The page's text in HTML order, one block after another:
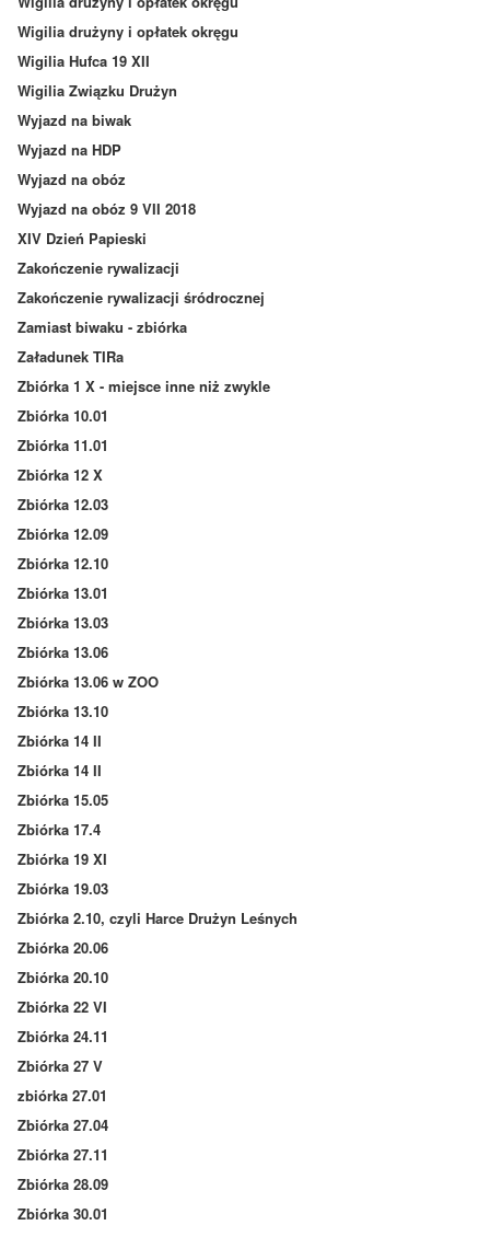
Wigilia drużyny i opłatek okręgu
Wigilia Hufca 19 XII
Wigilia Związku Drużyn
Wyjazd na biwak
Wyjazd na HDP
Wyjazd na obóz
Wyjazd na obóz 9 VII 2018
XIV Dzień Papieski
Zakończenie rywalizacji
Zakończenie rywalizacji śródrocznej
Zamiast biwaku - zbiórka
Załadunek TIRa
Zbiórka 1 X - miejsce inne niż zwykle
Zbiórka 10.01
Zbiórka 11.01
Zbiórka 12 X
Zbiórka 12.03
Zbiórka 12.09
Zbiórka 12.10
Zbiórka 13.01
Zbiórka 13.03
Zbiórka 13.06
Zbiórka 13.06 w ZOO
Zbiórka 13.10
Zbiórka 14 II
Zbiórka 14 II
Zbiórka 15.05
Zbiórka 17.4
Zbiórka 19 XI
Zbiórka 19.03
Zbiórka 2.10, czyli Harce Drużyn Leśnych
Zbiórka 20.06
Zbiórka 20.10
Zbiórka 22 VI
Zbiórka 24.11
Zbiórka 27 V
zbiórka 27.01
Zbiórka 27.04
Zbiórka 27.11
Zbiórka 28.09
Zbiórka 30.01